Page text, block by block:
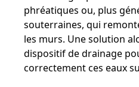
phréatiques ou, plus
souterraines, qui
les murs. Une solution
dispositif de drainage
correctement ces eaux